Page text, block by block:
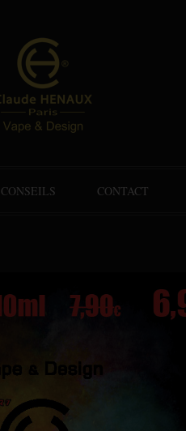
CONSEILS CONTACT